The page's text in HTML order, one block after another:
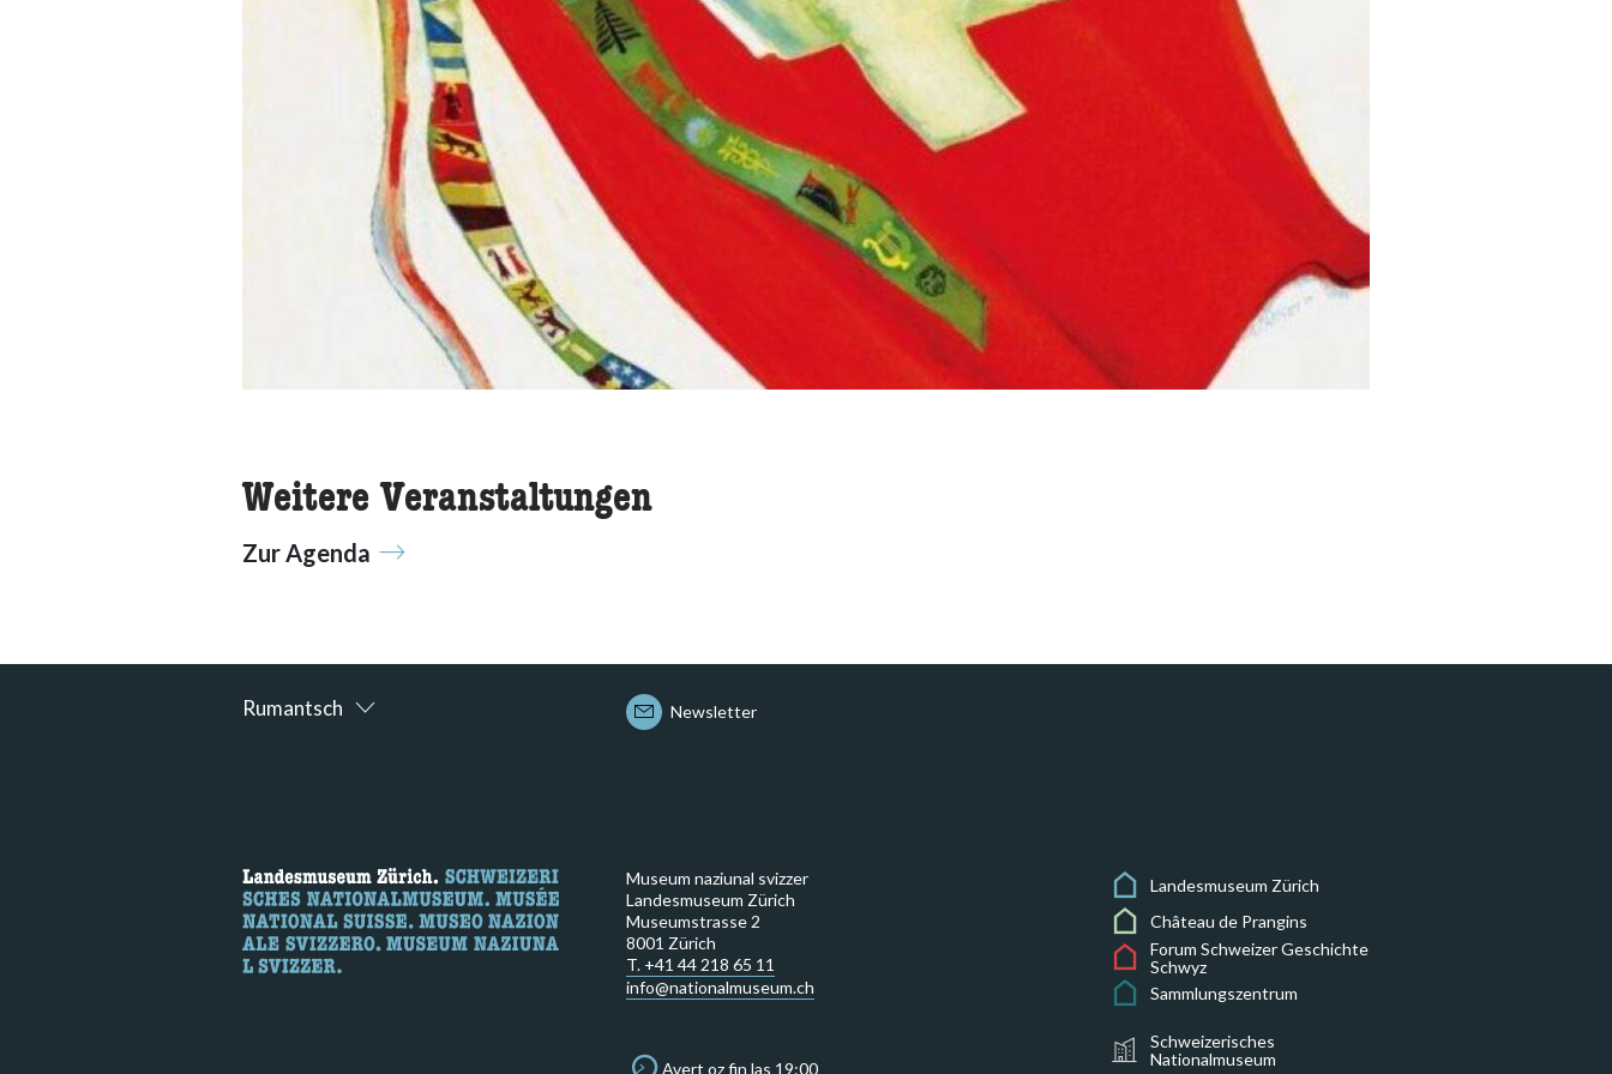
Weitere Veranstaltungen
Zur Agenda
Rumantsch Newsletter
Museum naziunal svizzer
Landesmuseum Zürich
Museumstrasse 2
8001 Zürich
T. +41 44 218 65 11
info@nationalmuseum.ch
Avert oz fin las 19:00
Landesmuseum Zürich
Château de Prangins
Forum Schweizer Geschichte
Schwyz
Sammlungszentrum
Schweizerisches
Nationalmuseum